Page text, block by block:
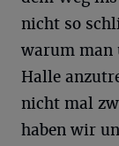
nicht so
warum man
Halle
nicht mal
haben wir